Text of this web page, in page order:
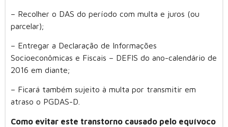
– Recolher o DAS do período com multa e juros (ou
parcelar);
– Entregar a Declaração de Informações
Socioeconômicas e Fiscais – DEFIS do ano-calendário de
2016 em diante;
– Ficará também sujeito à multa por transmitir em
atraso o PGDAS-D.
Como evitar este transtorno causado pelo equívoco